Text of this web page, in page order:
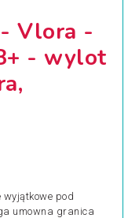
Vlora -
- wylot
wyjątkowe pod
umowna granica